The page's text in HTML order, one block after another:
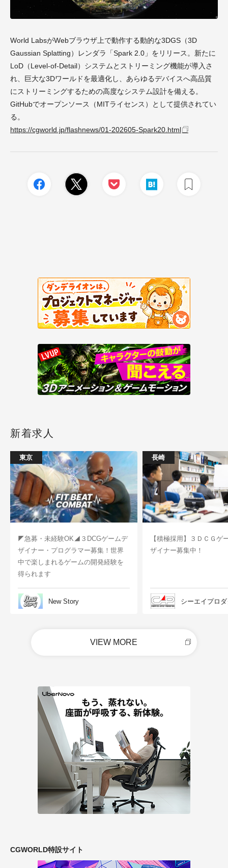
World LabsがWebブラウザ上で動作する動的な3DGS（3D
Gaussian Splatting）レンダラ「Spark 2.0」をリリース。新たに
LoD（Level-of-Detail）システムとストリーミング機能が導入さ
れ、巨大な3Dワールドを最適化し、あらゆるデバイスへ高品質
にストリーミングするための高度なシステム設計を備える。
GitHubでオープンソース（MITライセンス）として提供されてい
る。
https://cgworld.jp/flashnews/01-202605-Spark20.html
新着求人
東京
◤急募・未経験OK◢３DCGゲームデ
ザイナー・プログラマー募集！世界
中で楽しまれるゲームの開発経験を
得られます
New Story
長崎
【積極採用】３ＤＣＧゲ
ザイナー募集中！
シーエイプロ
VIEW MORE
CGWORLD特設サイト